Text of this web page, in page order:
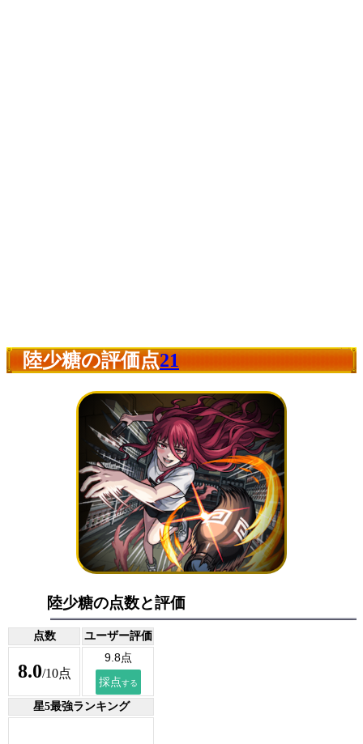
陸少糖の評価点21
陸少糖の点数と評価
点数 ユーザー評価
8.0/10点
星5最強ランキング